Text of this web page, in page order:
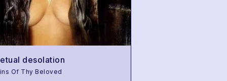
desolation
Of Thy Beloved